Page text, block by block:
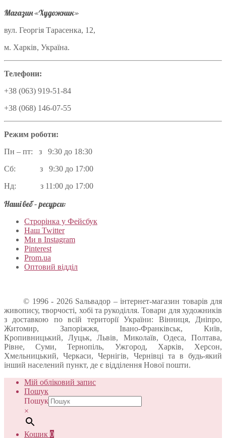
Магазин «Художник»
вул. Георгія Тарасенка, 12,
м. Харків, Україна.
Телефони:
+38 (063) 919-51-84
+38 (068) 146-07-55
Режим роботи:
Пн – пт: з 9:30 до 18:30
Сб: з 9:30 до 17:00
Нд: з 11:00 до 17:00
Наші веб – ресурси:
Строрінка у Фейсбук
Наш Twitter
Ми в Instagram
Pinterest
Prom.ua
Оптовий відділ
© 1996 - 2026 Sальвадор – інтернет-магазин товарів для
живопису, творчості, хобі та рукоділля. Товари для художників
з доставкою по всій території України: Вінниця, Дніпро,
Житомир, Запоріжжя, Івано-Франківськ, Київ,
Кропивницький, Луцьк, Львів, Миколаїв, Одеса, Полтава,
Рівне, Суми, Тернопіль, Ужгород, Харків, Херсон,
Хмельницький, Черкаси, Чернігів, Чернівці та в будь-який
інший населений пункт, де є відділення Нової пошти.
Мій обліковий запис
Пошук
Пошук
×
Кошик 0